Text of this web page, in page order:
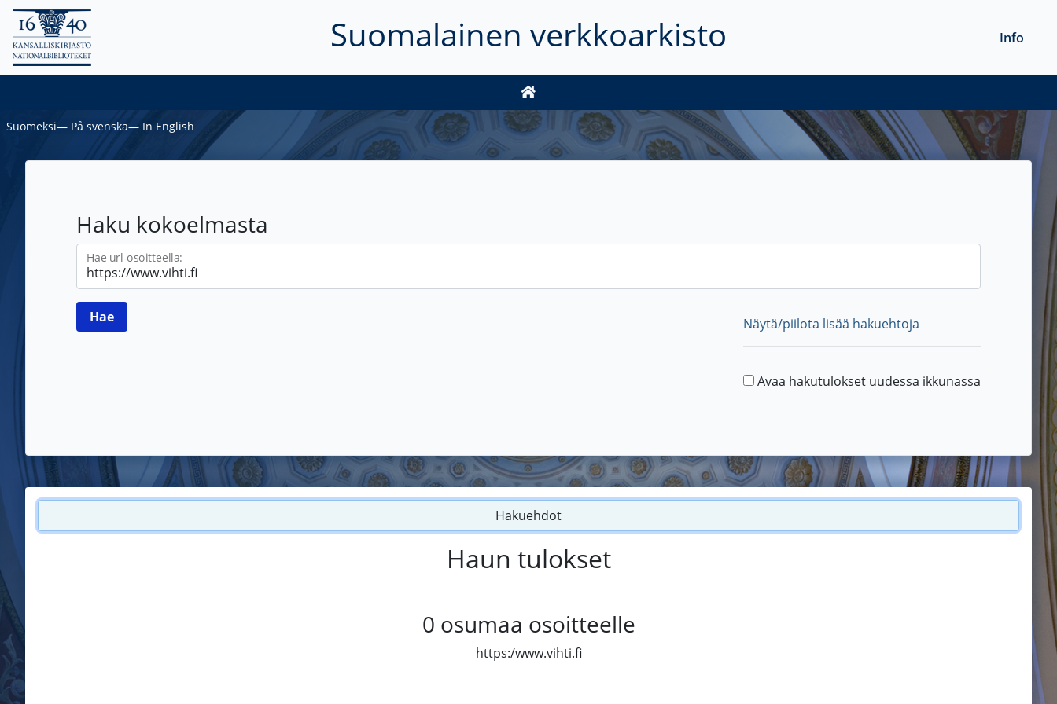
Suomalainen verkkoarkisto Info
Suomeksi― På svenska― In English
Haku kokoelmasta
Hae url-osoitteella:
Näytä/piilota lisää hakuehtoja
Avaa hakutulokset uudessa ikkunassa
Hakuehdot
Haun tulokset
0 osumaa osoitteelle
https:/www.vihti.fi